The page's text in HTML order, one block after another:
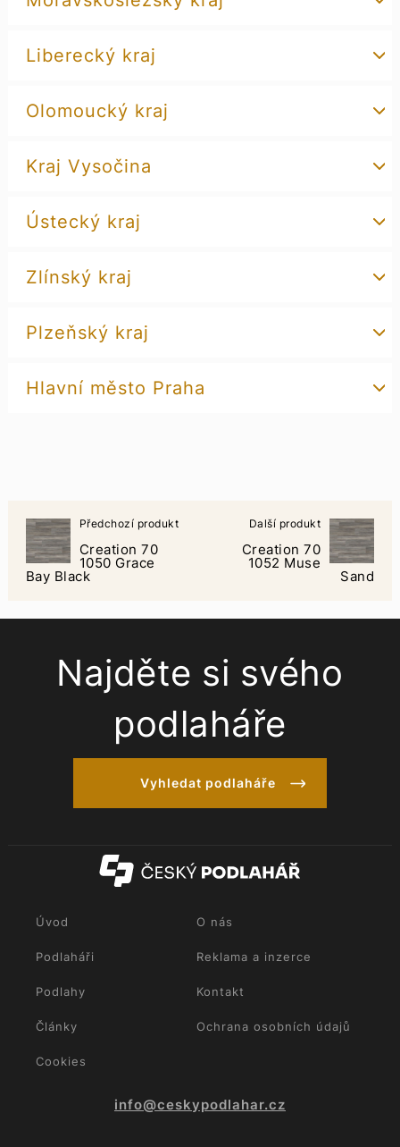
Liberecký kraj
Olomoucký kraj
Kraj Vysočina
Ústecký kraj
Zlínský kraj
Plzeňský kraj
Hlavní město Praha
Předchozí produkt
Creation 70
1050 Grace
Bay Black
Další produkt
Creation 70
1052 Muse
Sand
Najděte si svého
podlaháře
Vyhledat podlaháře
Úvod O nás
Podlaháři Reklama a inzerce
Podlahy Kontakt
Články Ochrana osobních údajů
Cookies
info@ceskypodlahar.cz